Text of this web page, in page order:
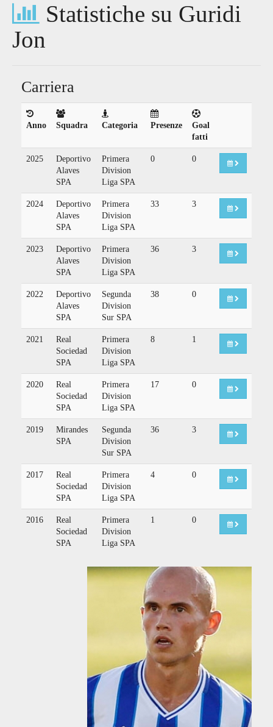
Statistiche su Guridi
Jon
Carriera
Anno Squadra Categoria Presenze
Goal
fatti
2025
Deportivo
Alaves
SPA
Primera
Division
Liga SPA
0 0
2024
Deportivo
Alaves
SPA
Primera
Division
Liga SPA
33 3
2023
Deportivo
Alaves
SPA
Primera
Division
Liga SPA
36 3
2022
Deportivo
Alaves
SPA
Segunda
Division
Sur SPA
38 0
2021
Real
Sociedad
SPA
Primera
Division
Liga SPA
8 1
2020
Real
Sociedad
SPA
Primera
Division
Liga SPA
17 0
2019
Mirandes
SPA
Segunda
Division
Sur SPA
36 3
2017
Real
Sociedad
SPA
Primera
Division
Liga SPA
4 0
2016
Real
Sociedad
SPA
Primera
Division
Liga SPA
1 0